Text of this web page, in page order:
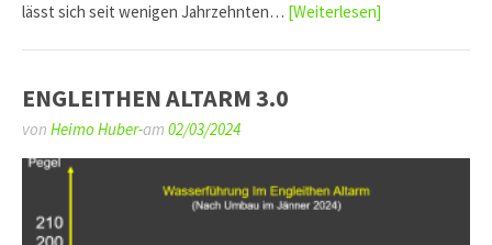
lässt sich seit wenigen Jahrzehnten… [Weiterlesen]
ENGLEITHEN ALTARM 3.0
von Heimo Huber-am 02/03/2024